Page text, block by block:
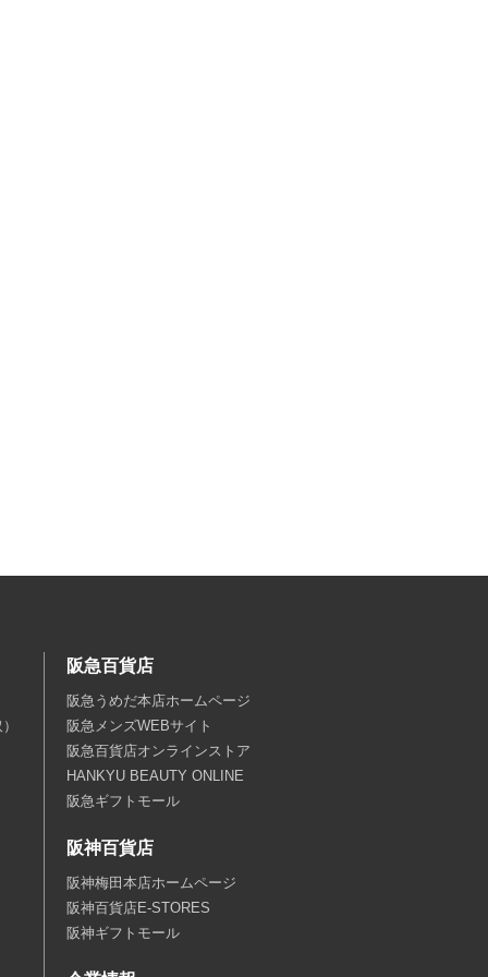
阪急百貨店
阪急うめだ本店ホームページ
阪急メンズWEBサイト
阪急百貨店オンラインストア
HANKYU BEAUTY ONLINE
阪急ギフトモール
阪神百貨店
阪神梅田本店ホームページ
阪神百貨店E-STORES
阪神ギフトモール